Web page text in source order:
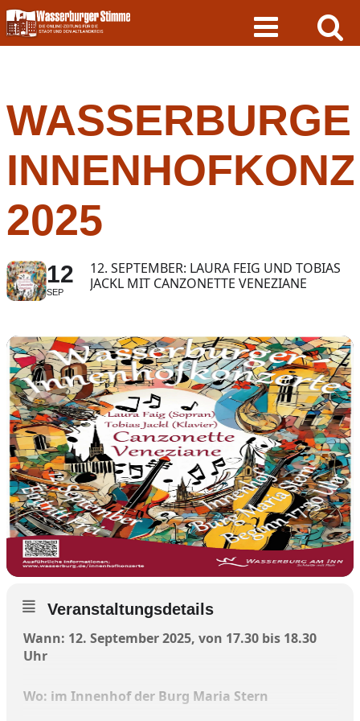
Skip
to
content
2025
12
SEP
12. SEPTEMBER: LAURA FEIG UND TOBIAS
JACKL MIT CANZONETTE VENEZIANE
Veranstaltungsdetails
Wann: 12. September 2025, von 17.30 bis 18.30
Uhr
Wo: im Innenhof der Burg Maria Stern